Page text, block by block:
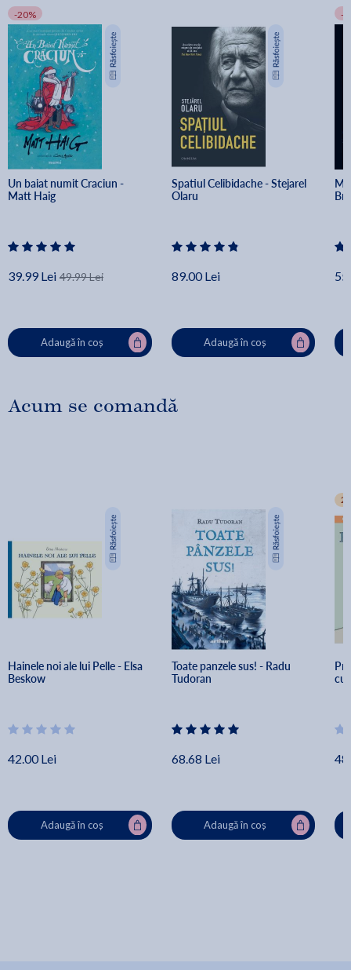
-20%
Un baiat numit Craciun -
Matt Haig
39.99 Lei 49.99 Lei
Adaugă în coș
Spatiul Celibidache - Stejarel
Olaru
89.00 Lei
Adaugă în coș
-
Acum se comandă
Hainele noi ale lui Pelle - Elsa
Beskow
42.00 Lei
Adaugă în coș
Toate panzele sus! - Radu
Tudoran
68.68 Lei
Adaugă în coș
cu